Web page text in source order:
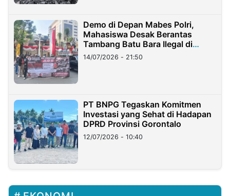
Demo di Depan Mabes Polri,
Mahasiswa Desak Berantas
Tambang Batu Bara Ilegal di
Lampung
14/07/2026 - 21:50
PT BNPG Tegaskan Komitmen
Investasi yang Sehat di Hadapan
DPRD Provinsi Gorontalo
12/07/2026 - 10:40